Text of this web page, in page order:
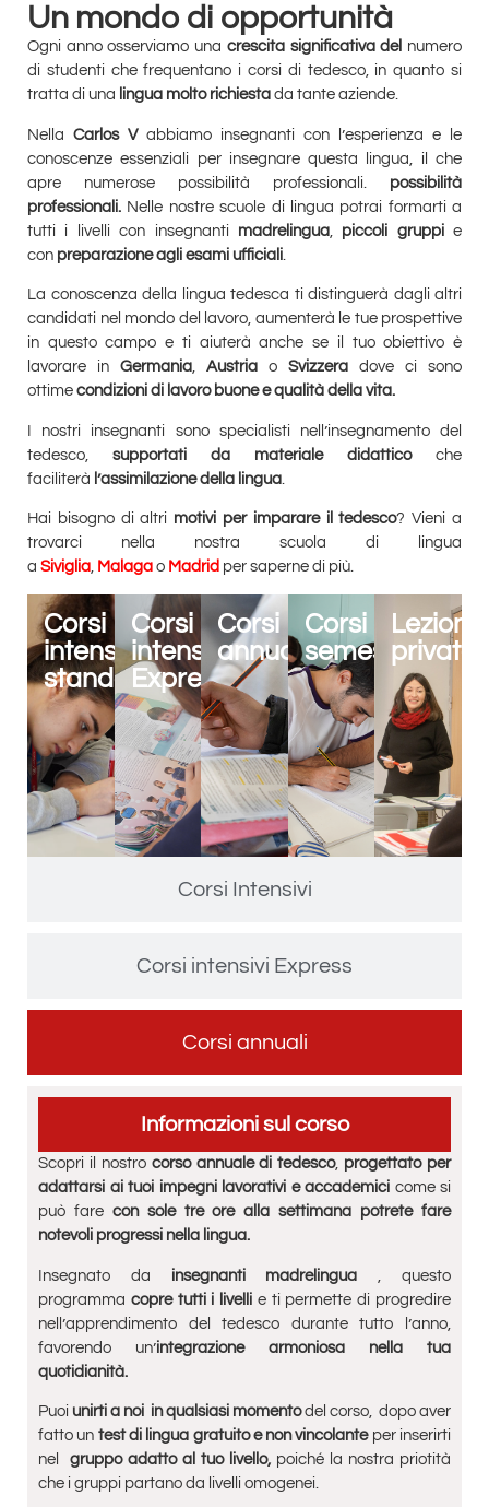
Un mondo di opportunità
Ogni anno osserviamo una crescita significativa del numero
di studenti che frequentano i corsi di tedesco, in quanto si
tratta di una lingua molto richiesta da tante aziende.
Nella Carlos V abbiamo insegnanti con l’esperienza e le
conoscenze essenziali per insegnare questa lingua, il che
apre numerose possibilità professionali. possibilità
professionali. Nelle nostre scuole di lingua potrai formarti a
tutti i livelli con insegnanti madrelingua, piccoli gruppi e
con preparazione agli esami ufficiali
La conoscenza della lingua tedesca ti distinguerà dagli altri
candidati nel mondo del lavoro, aumenterà le tue prospettive
in questo campo e ti aiuterà anche se il tuo obiettivo è
lavorare in Germania, Austria o Svizzera dove ci sono
ottime condizioni di lavoro buone e qualità della vita.
I nostri insegnanti sono specialisti nell’insegnamento del
tedesco, supportati da materiale didatticoche
faciliterà l’assimilazione della lingua
Hai bisogno di altri motivi per imparare il tedesco? Vieni a
trovarci nella nostra scuola di lingua
a Siviglia, Malaga o Madrid per saperne di più.
Corsi
intensivi
standard
Corsi
intensivi
Express
Corsi
annuali
Corsi
semestrali
Lezioni
private
Corsi Intensivi
Corsi intensivi Express
Corsi annuali
Informazioni sul corso
Scopri il nostro corso annuale di tedesco, progettato per
adattarsi ai tuoi impegni lavorativi e accademici come si
può fare con sole tre ore alla settimana potrete fare
notevoli progressi nella lingua.
Insegnato da insegnanti madrelingua
, questo
programma copre tutti i livelli e ti permette di progredire
nell’apprendimento del tedesco durante tutto l’anno,
favorendo un’integrazione armoniosa nella tua
quotidianità.
Puoi unirti a noi in qualsiasi momentodel corso, dopo aver
fatto un test di lingua gratuito e non vincolanteper inserirti
nel
gruppo adatto al tuo livello, poiché la nostra priotità
che i gruppi partano da livelli omogenei.